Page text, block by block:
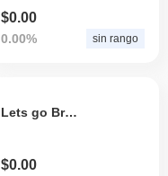
$0.00
0.00% sin rango
Lets go Brandon
$0.00